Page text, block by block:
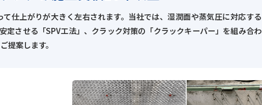
仕上がりが大きく左右されます。当社では、湿潤面や蒸気圧に対応する
定させる「SPV工法」、クラック対策の「クラックキーパー」を組み合わ
提案します。